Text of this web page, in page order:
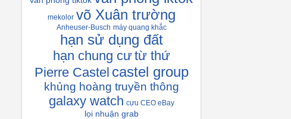
mekolor võ Xuân trường
Anheuser-Busch máy quang khắc
hạn sử dụng đất
hạn chung cư từ thứ
Pierre Castel castel group
khủng hoàng truyền thông
galaxy watch cựu CEO eBay
lọi nhuận grab